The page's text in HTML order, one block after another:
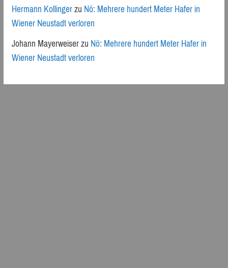
Hermann KollingerzuNö: Mehrere hundert Meter Hafer in
Wiener Neustadt verloren
Johann MayerweiserzuNö: Mehrere hundert Meter Hafer in
Wiener Neustadt verloren